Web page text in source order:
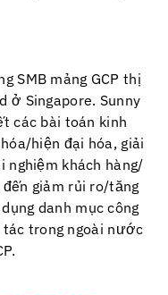
SMB mảng GCP thị
ở Singapore. Sunny
các bài toán kinh
hiện đại hóa, giải
nghiệm khách hàng/
giảm rủi ro/tăng
danh mục công
trong ngoài nước